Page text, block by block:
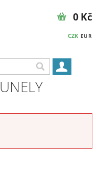
CZK EUR
0 Kč